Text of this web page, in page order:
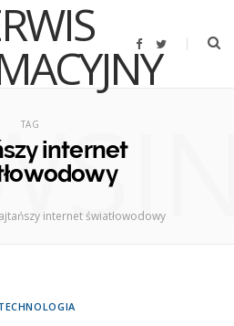
F
a
c
T
TAG
internet
internet światłowodowy